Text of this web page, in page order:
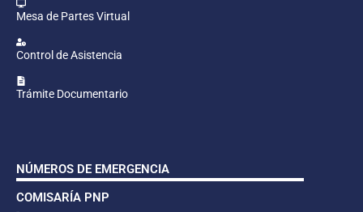
Mesa de Partes Virtual
Control de Asistencia
Trámite Documentario
NÚMEROS DE EMERGENCIA
COMISARÍA PNP